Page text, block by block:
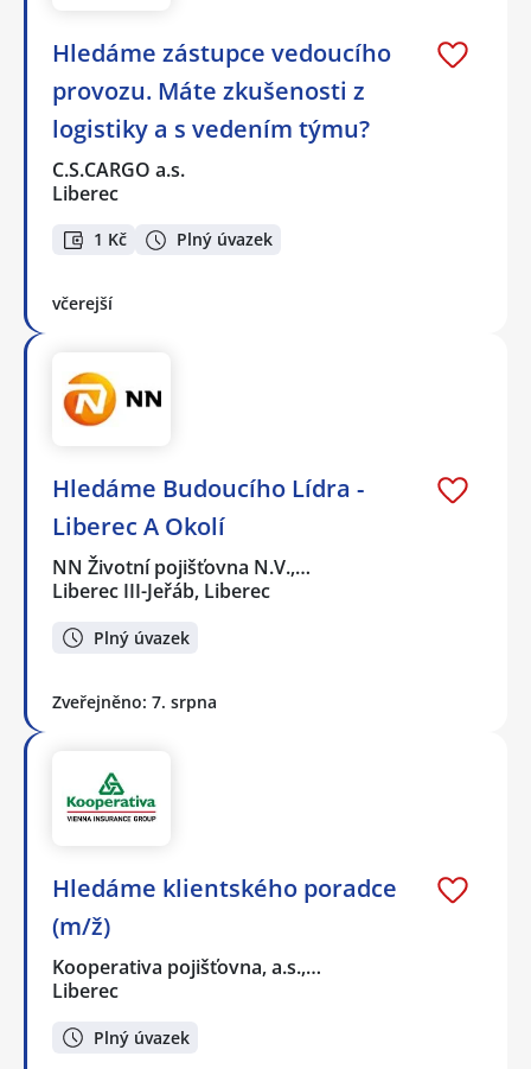
Hledáme zástupce vedoucího
provozu. Máte zkušenosti z
logistiky a s vedením týmu?
C.S.CARGO a.s.
Liberec
1 Kč Plný úvazek
včerejší
Hledáme Budoucího Lídra -
Liberec A Okolí
NN Životní pojišťovna N.V.,…
Liberec III-Jeřáb, Liberec
Plný úvazek
Zveřejněno: 7. srpna
Hledáme klientského poradce
(m/ž)
Kooperativa pojišťovna, a.s.,…
Liberec
Plný úvazek